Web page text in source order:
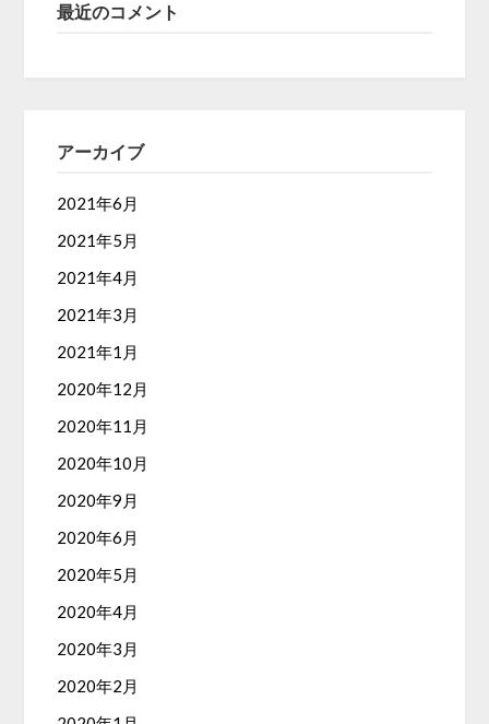
最近のコメント
アーカイブ
2021年6月
2021年5月
2021年4月
2021年3月
2021年1月
2020年12月
2020年11月
2020年10月
2020年9月
2020年6月
2020年5月
2020年4月
2020年3月
2020年2月